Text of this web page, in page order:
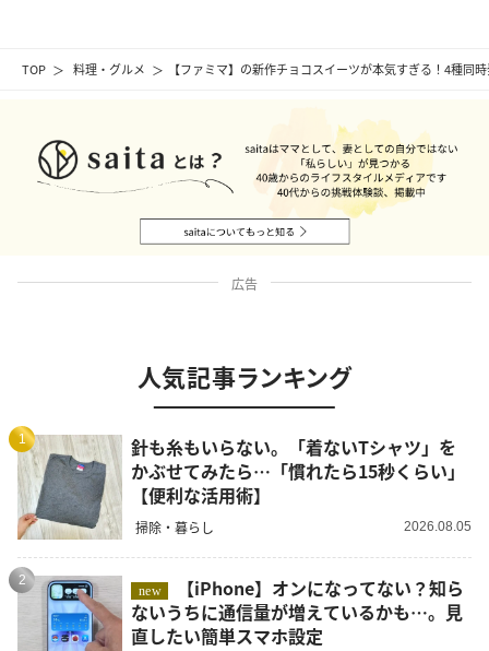
TOP 料理・グルメ 【ファミマ】の新作チョコスイーツが本気すぎる！4種同
広告
人気記事ランキング
1
針も糸もいらない。「着ないTシャツ」を
かぶせてみたら…「慣れたら15秒くらい」
【便利な活用術】
掃除・暮らし 2026.08.05
2
new
ないうちに通信量が増えているかも…。見
直したい簡単スマホ設定